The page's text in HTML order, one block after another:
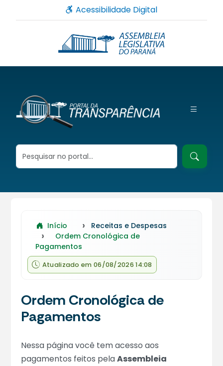
Acessibilidade Digital
Início
Receitas e Despesas
Ordem Cronológica de
Pagamentos
Atualizado em 06/08/2026 14:08
Ordem Cronológica de
Pagamentos
Nessa página você tem acesso aos
pagamentos feitos pelaAssembleia